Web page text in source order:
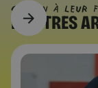
Questions
CHACUN À Leur
D’AUTRES